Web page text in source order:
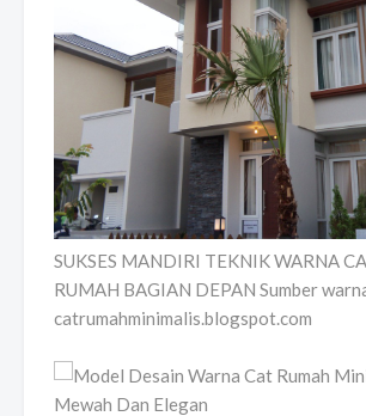
SUKSES MANDIRI TEKNIK WARNA
RUMAH BAGIAN DEPAN Sumber
catrumahminimalis.blogspot.com